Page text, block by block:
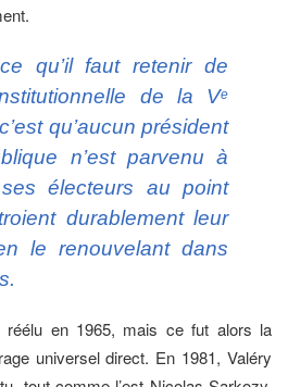
qu’il faut retenir de
de la Ve
qu’aucun président
n’est parvenu à
électeurs au point
durablement leur
le renouvelant dans
réélu en 1965, mais ce fut alors la
universel direct. En 1981, Valéry